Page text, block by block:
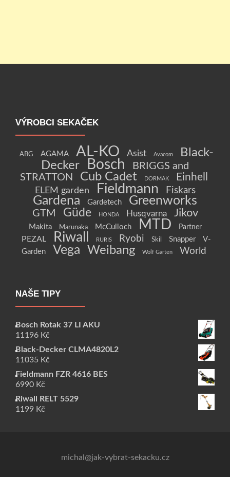
VÝROBCI SEKAČEK
ABG AGAMA AL-KO Asist Avacom
Black-
Decker
Bosch
BRIGGS and
STRATTON
Cub Cadet DORMAK Einhell
ELEM garden Fieldmann Fiskars
Gardena Gardetech Greenworks
GTM Güde HONDA Husqvarna Jikov
Makita Marunaka McCulloch MTD Partner
PEZAL Riwall RURIS Ryobi Skil Snapper
V-
Garden
Vega Weibang Wolf Garten World
NAŠE TIPY
Bosch Rotak 37 LI AKU
11196 Kč
Black-Decker CLMA4820L2
11035 Kč
Fieldmann FZR 4616 BES
6990 Kč
Riwall RELT 5529
1199 Kč
michal@jak-vybrat-sekacku.cz